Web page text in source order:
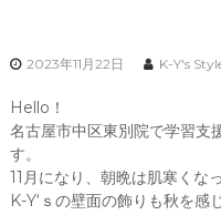
2023年11月22日 K-Y's
Hello！
名古屋市中区東別院で学習
す。
11月になり、朝晩は肌寒くな
K-Y‘ｓの壁面の飾りも秋を感